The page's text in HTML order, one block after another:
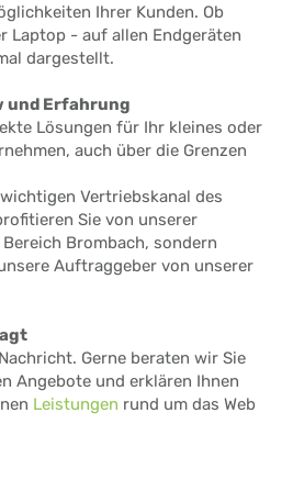
Ihrer Kunden. Ob
Laptop - auf allen Endgeräten
dargestellt.
und Erfahrung
Lösungen für Ihr kleines oder
auch über die Grenzen
Vertriebskanal des
Sie von unserer
Brombach, sondern
Auftraggeber von unserer
Gerne beraten wir Sie
Angebote und erklären Ihnen
Leistungen rund um das Web